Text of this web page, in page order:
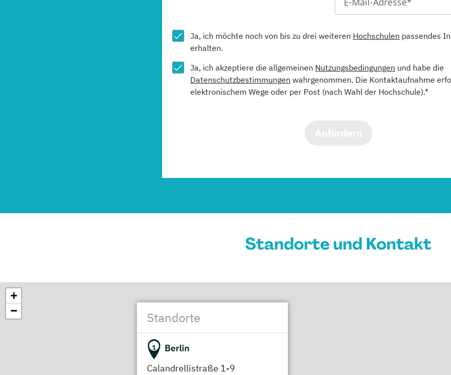
Ja, ich möchte noch von bis zu drei weiteren Hochschulen passendes
erhalten.
Ja, ich akzeptiere die allgemeinen Nutzungsbedingungen und habe die
Datenschutzbestimmungen wahrgenommen. Die Kontaktaufnahme
elektronischem Wege oder per Post (nach Wahl der Hochschule).*
Standorte und Kontakt
Standorte
1
Berlin
Calandrellistraße 1-9
+
−